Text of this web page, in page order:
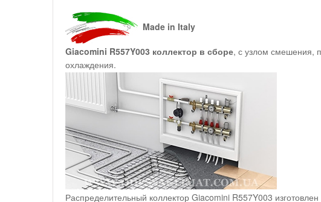
Made in Italy
Giacomini R557Y003 коллектор в сборе, с узлом смешения,
охлаждения.
Распределительный коллектор Giacomini R557Y003